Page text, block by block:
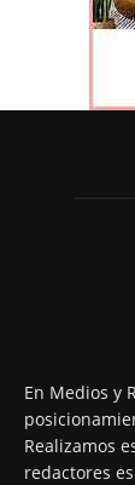
En Medios y
Realizamos
redactores